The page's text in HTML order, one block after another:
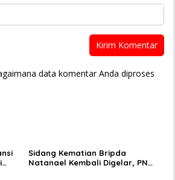
data komentar Anda diproses
Sidang Kematian Bripda
Natanael Kembali Digelar, PN